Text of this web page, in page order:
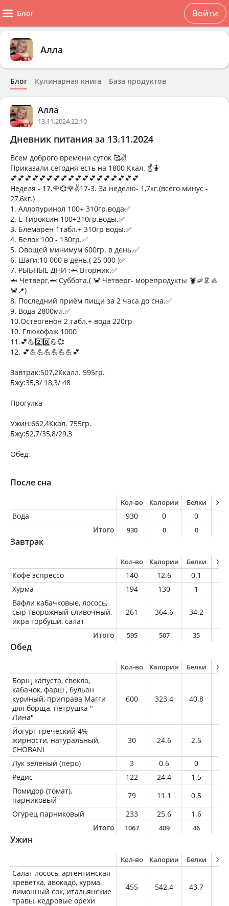
Блог Войти
Алла
Блог Кулинарная книга База продуктов
Алла
13.11.2024 22:10
Дневник питания за 13.11.2024
Всем доброго времени суток 🥰✌️
Приказали сегодня есть на 1800 Ккал. ☝️🤷
💕💕💕💕💕💕💕💕💕💕💕💕💕💕💕💕💕💕
Неделя - 17.🌹💞🌹✌️17-3. За неделю- 1,7кг.(всего минус -
27,6кг.)
1. Аллопуринол 100+ 310гр.вода✅
2. L-Тироксин 100+310гр.воды.✅
3. Блемарен 1табл.+ 310гр воды.✅
4. Белок 100 - 130гр.✅
5. Овощей минимум 600гр. в день.✅
6. Шаги:10 000 в день.( 25 000 )✅
7. РЫБНЫЕ ДНИ :🦈 Вторник.✅
🦈 Четверг,🦈 Суббота.( 🦀 Четверг- морепродукты 🦞🦐🦑🦪
🦀📍)
8. Последний приём пищи за 2 часа до сна.✅
9. Вода 2800мл.✅
10.Остеогенон 2 табл.+ вода 220гр
10. Глюкофаж 1000
11.💕💪2️⃣0️⃣💪💞
12. 💕💪💪💪💪💪💪💕
Завтрак:507,2Ккалл. 595гр.
Бжу:35,3/ 18,3/ 48
Прогулка
Ужин:662,4Ккал. 755гр.
Бжу:52,7/35,8/29,3
Обед:
После сна
Кол-во Калории Белки
Вода 930 0 0
Итого
930 0 0
Завтрак
Кол-во Калории Белки
Кофе эспрессо 140 12.6 0.1
Хурма
194 130 1
Вафли кабачковые, лосось,
сыр творожный сливочный,
икра горбуши, салат
261 364.6 34.2
Итого 595 507 35
Обед
Кол-во Калории Белки
Борщ капуста, свекла,
кабачок, фарш , бульон
куриный, приправа Магги
для борща, петрушка "
Лина"
600 323.4 40.8
Йогурт греческий 4%
жирности, натуральный,
CHOBANI
30 24.6 2.5
Лук зеленый (перо) 3 0.6 0
Редис
122 24.4 1.5
Помидор (томат),
парниковый
79 11.1 0.5
Огурец парниковый
233 25.6 1.6
Итого
1067 409 46
Ужин
Кол-во Калории Белки
Салат лосось, аргентинская
креветка, авокадо, хурма,
лимонный сок, итальянские
травы, кедровые орехи
455 542.4 43.7